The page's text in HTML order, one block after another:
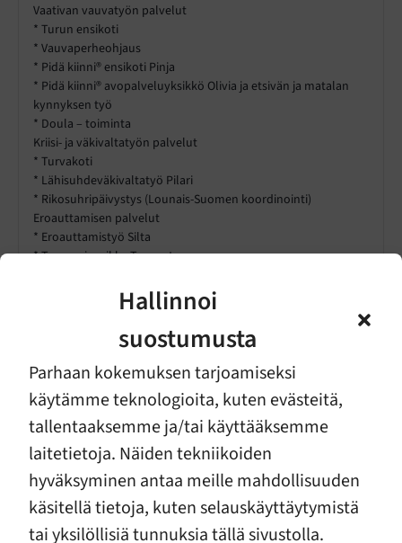
Hallinnoi
suostumusta
Parhaan kokemuksen tarjoamiseksi
käytämme teknologioita, kuten evästeitä,
tallentaaksemme ja/tai käyttääksemme
laitetietoja. Näiden tekniikoiden
hyväksyminen antaa meille mahdollisuuden
käsitellä tietoja, kuten selauskäyttäytymistä
tai yksilöllisiä tunnuksia tällä sivustolla.
Vaativan vauvatyön palvelut
* Turun ensikoti
* Vauvaperheohjaus
* Pidä kiinni® ensikoti Pinja
* Pidä kiinni® avopalveluyksikkö Olivia ja etsivän ja matalan
kynnyksen työ
* Doula – toiminta
Kriisi- ja väkivaltatyön palvelut
* Turvakoti
* Lähisuhdeväkivaltatyö Pilari
* Rikosuhripäivystys (Lounais-Suomen koordinointi)
Eroauttamisen palvelut
* Eroauttamistyö Silta
* Tapaamispaikka Tenavatupa
Osa palveluista on tarjolla kaikille, riippumatta omasta
asuinkunnasta. Osaa palveluista voivat käyttää vain Varsinais-
Suomen hyvinvointialueella asuvat.
Väkivaltatyö
Ero lapsiperheessä
Ajanvaraus
Yhdistyksen palvelut